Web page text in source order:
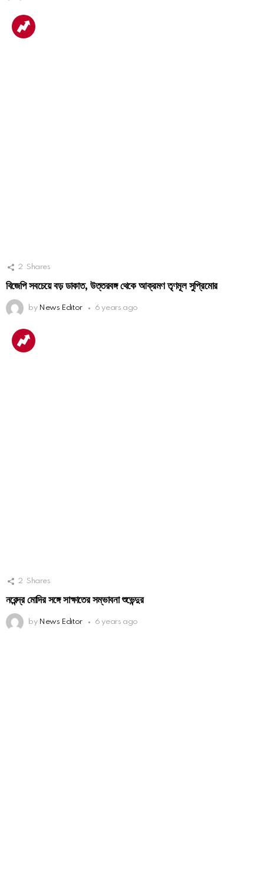
2 Shares
বিজেপি সবচেয়ে বড় ডাকাত, উত্তরবঙ্গ থেকে আক্রমণ তৃণমূল সুপ্রিমোর
by News Editor 6 years ago
2 Shares
নরেন্দ্র মোদির সঙ্গে সাক্ষাতের সম্ভাবনা শুভেন্দুর
by News Editor 6 years ago